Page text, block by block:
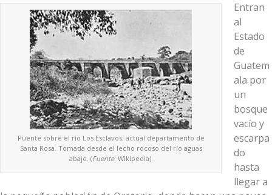
Puente sobre el río Los Esclavos, actual departamento de
Santa Rosa. Tomada desde el lecho rocoso del río aguas
abajo. (Fuente: Wikipedia).
Entran
al
Estado
de
Guatem
ala por
un
bosque
vacío y
escarpa
do
hasta
llegar a